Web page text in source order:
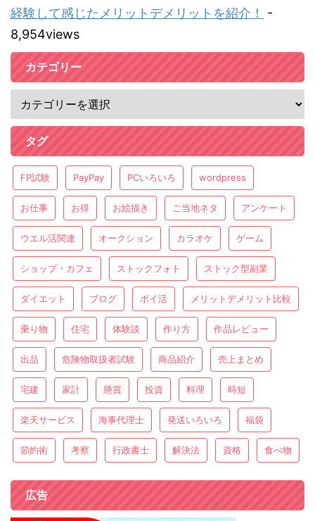
経験して感じたメリットデメリットを紹介！
-
8,954views
カテゴリー
タグ
FP試験 PayPay PCいろいろ wordpress
お仕事 お得 お絵描き ご当地ネタ アンケート
ウエル活関連 オークション カラオケ ゲーム
ショップ・カフェ ストックフォト ストック型副業
ダイエット ブログ ポイ活 メリットデメリット比較
乗り物 住宅 体験談 作り方 作品レビュー
出品 危険物取扱者試験 商品紹介 売上まとめ
宅建 家計 懸賞 投資 料理 時短
楽天サービス 海事代理士 発送いろいろ 福袋
節約術 考察 行政書士 解決法 資格 食べ物
広告